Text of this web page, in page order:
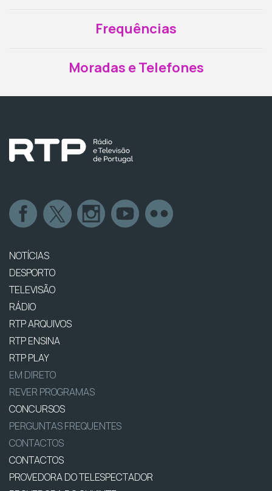
Frequências
Moradas e Telefones
NOTÍCIAS
DESPORTO
TELEVISÃO
RÁDIO
RTP ARQUIVOS
RTP ENSINA
RTP PLAY
EM DIRETO
REVER PROGRAMAS
CONCURSOS
PERGUNTAS FREQUENTES
CONTACTOS
CONTACTOS
PROVEDORA DO TELESPECTADOR